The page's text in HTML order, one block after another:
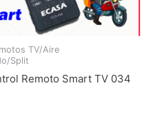
TV/Aire
Split
Remoto Smart TV 034